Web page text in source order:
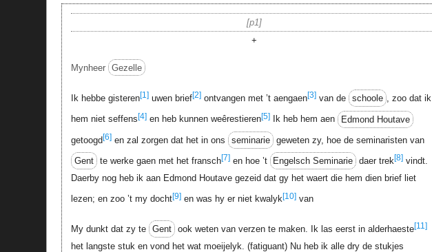
p1
+
Mynheer Gezelle
Ik hebbe gisteren[1]uwen brief[2]ontvangen met ’t aengaen[3]van de schoole , zoo dat ik
hem niet seffens[4]en heb kunnen weêrestieren[5]Ik heb hem aen Edmond Houtave
getoogd[6]en zal zorgen dat het in ons seminarie geweten zy, hoe de seminaristen van
Gent te werke gaen met het fransch[7]en hoe ’t Engelsch Seminarie daer trek[8] vindt.
Daerby nog heb ik aan Edmond Houtave gezeid dat gy het waert die hem dien brief liet
lezen; en zoo ’t my docht[9]en was hy er niet kwalyk[10]van
My dunkt dat zy te Gent ook weten van verzen te maken. Ik las eerst in alderhaeste[11]
het langste stuk en vond het wat moeijelyk. (fatiguant) Nu heb ik alle dry de stukjes